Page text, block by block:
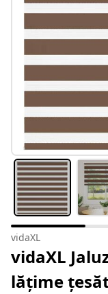
vidaXL
vidaXL
lățime